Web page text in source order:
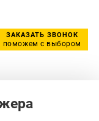
ЗАКАЗАТЬ ЗВОНОК
поможем с выбором